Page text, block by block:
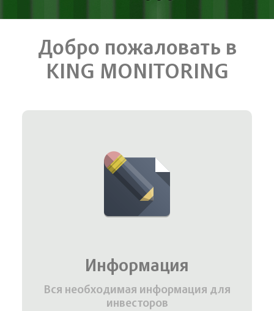
Добро пожаловать в
KING MONITORING
Информация
Вся необходимая информация для
инвесторов